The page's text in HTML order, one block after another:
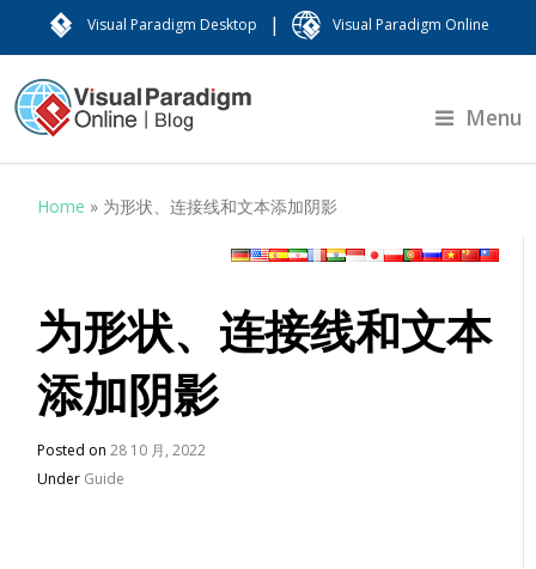
Visual Paradigm Desktop | Visual Paradigm Online
Menu
Home » 为形状、连接线和文本添加阴影
为形状、连接线和文本
添加阴影
Posted on28 10 月, 2022
Under Guide